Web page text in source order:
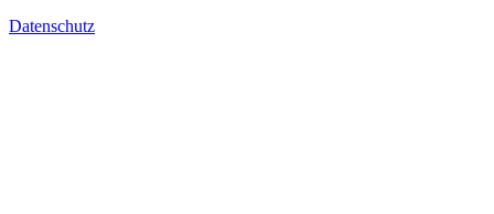
Datenschutz